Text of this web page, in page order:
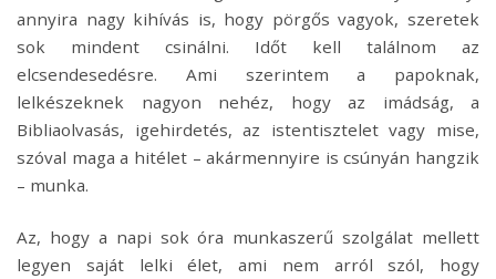
annyira nagy kihívás is, hogy pörgős vagyok, szeretek
sok mindent csinálni. Időt kell találnom az
elcsendesedésre. Ami szerintem a papoknak,
lelkészeknek nagyon nehéz, hogy az imádság, a
Bibliaolvasás, igehirdetés, az istentisztelet vagy mise,
szóval maga a hitélet – akármennyire is csúnyán hangzik
– munka.
Az, hogy a napi sok óra munkaszerű szolgálat mellett
legyen saját lelki élet, ami nem arról szól, hogy